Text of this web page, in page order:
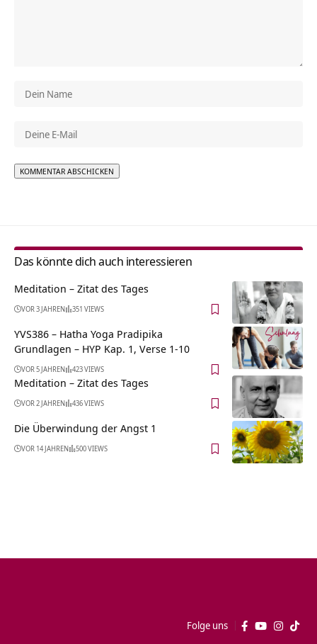
Das könnte dich auch interessieren
Meditation – Zitat des Tages
VOR 3 JAHREN 351 VIEWS
YVS386 – Hatha Yoga Pradipika
Grundlagen – HYP Kap. 1, Verse 1-10
VOR 5 JAHREN 423 VIEWS
Meditation – Zitat des Tages
VOR 2 JAHREN 436 VIEWS
Die Überwindung der Angst 1
VOR 14 JAHREN 500 VIEWS
Folge uns